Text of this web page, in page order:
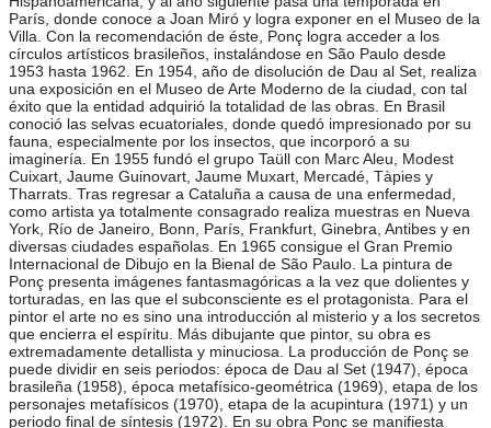
París, donde conoce a Joan Miró y logra exponer en el Museo de la
Villa. Con la recomendación de éste, Ponç logra acceder a los
círculos artísticos brasileños, instalándose en São Paulo desde
1953 hasta 1962. En 1954, año de disolución de Dau al Set, realiza
una exposición en el Museo de Arte Moderno de la ciudad, con tal
éxito que la entidad adquirió la totalidad de las obras. En Brasil
conoció las selvas ecuatoriales, donde quedó impresionado por su
fauna, especialmente por los insectos, que incorporó a su
imaginería. En 1955 fundó el grupo Taüll con Marc Aleu, Modest
Cuixart, Jaume Guinovart, Jaume Muxart, Mercadé, Tàpies y
Tharrats. Tras regresar a Cataluña a causa de una enfermedad,
como artista ya totalmente consagrado realiza muestras en Nueva
York, Río de Janeiro, Bonn, París, Frankfurt, Ginebra, Antibes y en
diversas ciudades españolas. En 1965 consigue el Gran Premio
Internacional de Dibujo en la Bienal de São Paulo. La pintura de
Ponç presenta imágenes fantasmagóricas a la vez que dolientes y
torturadas, en las que el subconsciente es el protagonista. Para el
pintor el arte no es sino una introducción al misterio y a los secretos
que encierra el espíritu. Más dibujante que pintor, su obra es
extremadamente detallista y minuciosa. La producción de Ponç se
puede dividir en seis periodos: época de Dau al Set (1947), época
brasileña (1958), época metafísico-geométrica (1969), etapa de los
personajes metafísicos (1970), etapa de la acupintura (1971) y un
periodo final de síntesis (1972). En su obra Ponç se manifiesta